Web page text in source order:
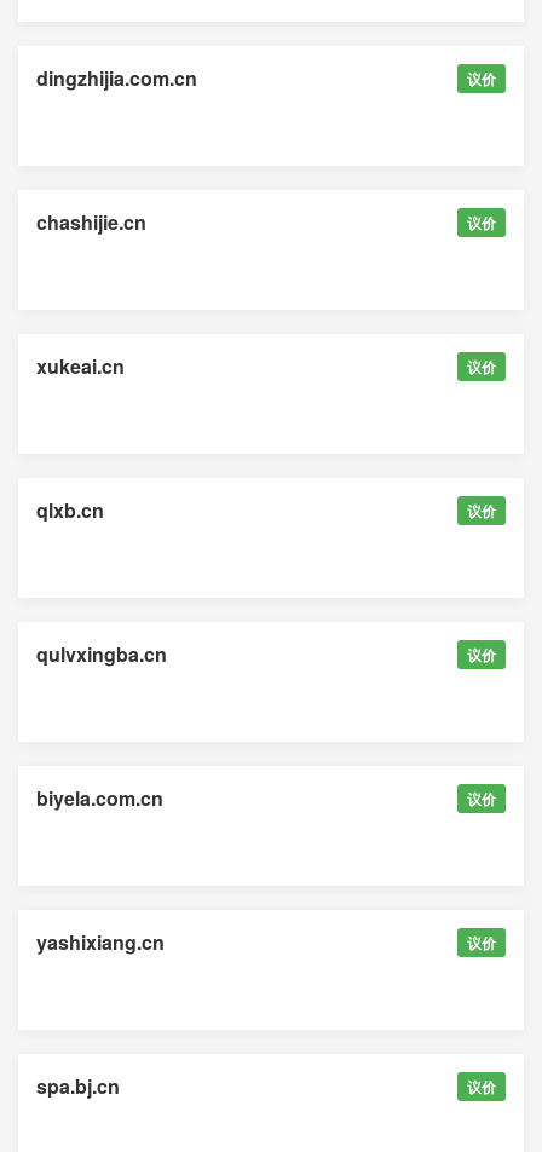
dingzhijia.com.cn 议价
chashijie.cn 议价
xukeai.cn 议价
qlxb.cn 议价
qulvxingba.cn 议价
biyela.com.cn 议价
yashixiang.cn 议价
spa.bj.cn 议价